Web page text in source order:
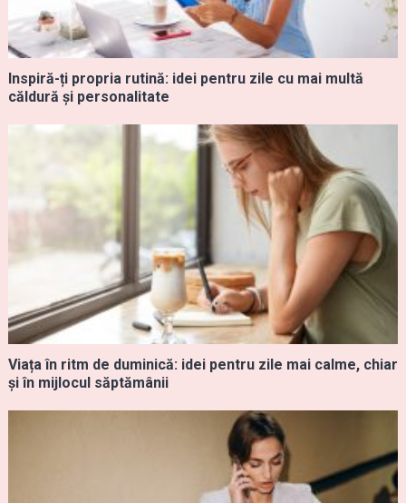
Inspiră-ți propria rutină: idei pentru zile cu mai multă
căldură și personalitate
Viața în ritm de duminică: idei pentru zile mai calme, chiar
și în mijlocul săptămânii